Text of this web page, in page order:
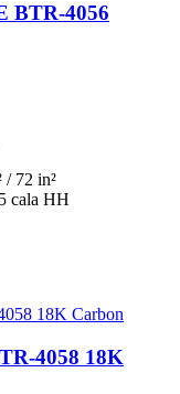
BTR-4056
72 in²
cala HH
4058 18K